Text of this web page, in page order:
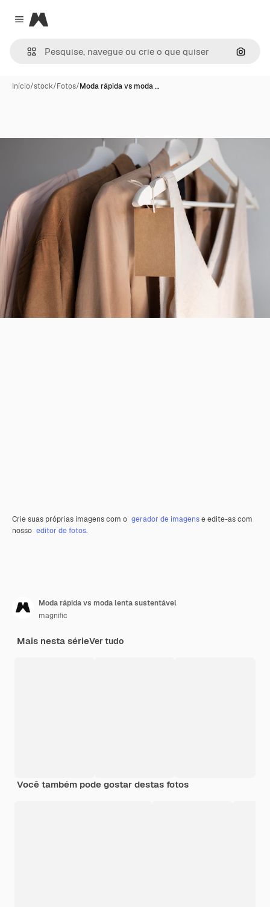
Close menu
Magnific
Início/stock/Fotos/Moda rápida vs moda …
Crie suas próprias imagens com o gerador de imagense edite-as com
nosso editor de fotos.
Moda rápida vs moda lenta sustentável
magnific
Mais nesta sérieVer tudo
Você também pode gostar destas fotos